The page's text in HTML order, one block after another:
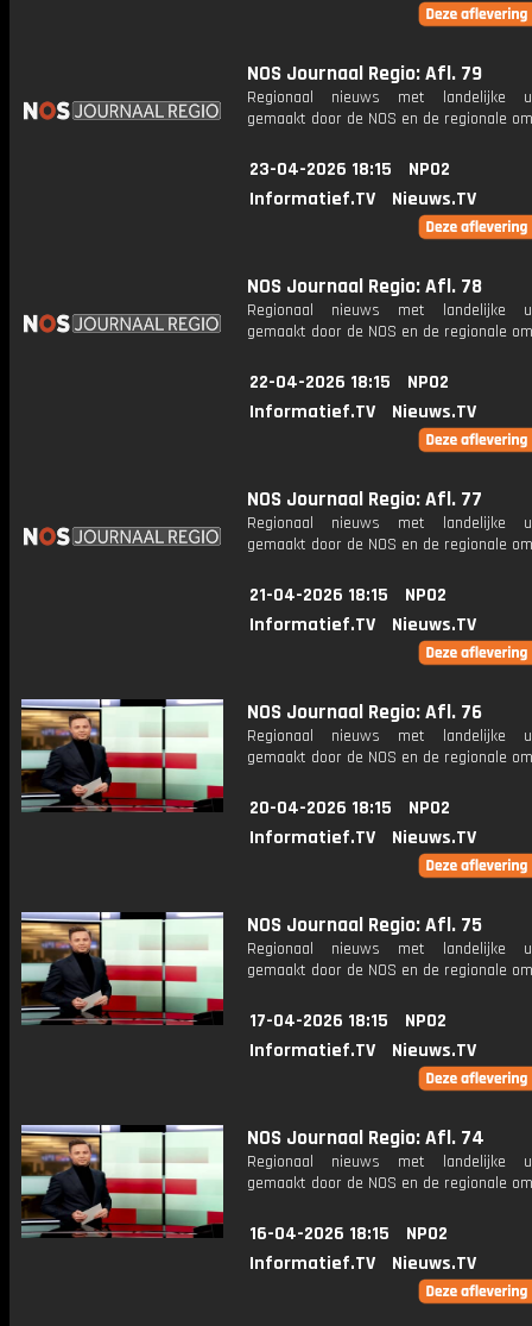
NOS Journaal Regio: Afl. 79
Regionaal nieuws met landelijke
gemaakt door de NOS en de regionale
23-04-2026 18:15
NPO2
Informatief.TV
Nieuws.TV
NOS Journaal Regio: Afl. 78
Regionaal nieuws met landelijke
gemaakt door de NOS en de regionale
22-04-2026 18:15
NPO2
Informatief.TV
Nieuws.TV
NOS Journaal Regio: Afl. 77
Regionaal nieuws met landelijke
gemaakt door de NOS en de regionale
21-04-2026 18:15
NPO2
Informatief.TV
Nieuws.TV
NOS Journaal Regio: Afl. 76
Regionaal nieuws met landelijke
gemaakt door de NOS en de regionale
20-04-2026 18:15
NPO2
Informatief.TV
Nieuws.TV
NOS Journaal Regio: Afl. 75
Regionaal nieuws met landelijke
gemaakt door de NOS en de regionale
17-04-2026 18:15
NPO2
Informatief.TV
Nieuws.TV
NOS Journaal Regio: Afl. 74
Regionaal nieuws met landelijke
gemaakt door de NOS en de regionale
16-04-2026 18:15
NPO2
Informatief.TV
Nieuws.TV